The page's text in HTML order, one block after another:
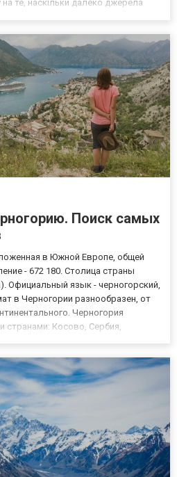
те, наскільки далеко джерела
Поиск самых
в Южной Европе, общей
- 672 180. Столица страны
Официальный язык - черногорский,
в Черногории разнообразен, от
Черногория
странами: Косово, Сербия,